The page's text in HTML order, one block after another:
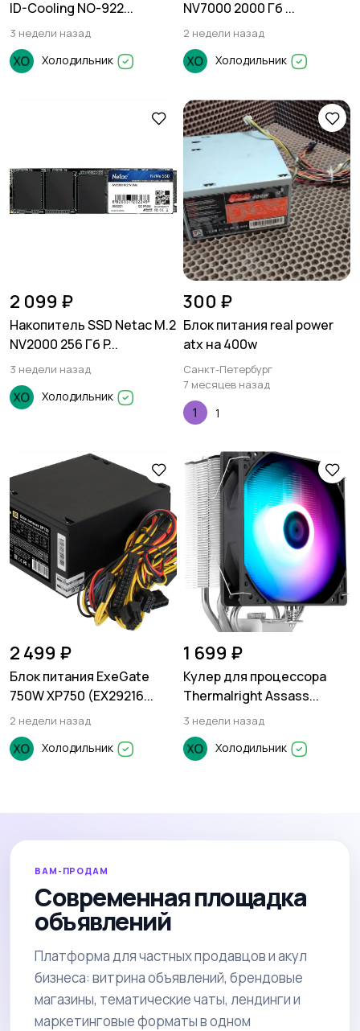
ID-Cooling NO-922...
3 недели назад
Холодильник
NV7000 2000 Гб ...
2 недели назад
Холодильник
2 099 ₽
Накопитель SSD Netac M.2
NV2000 256 Гб P...
3 недели назад
Холодильник
300 ₽
Блок питания real power
atx на 400w
Санкт-Петербург
7 месяцев назад
1
2 499 ₽
Блок питания ExeGate
750W XP750 (EX29216...
2 недели назад
Холодильник
1 699 ₽
Кулер для процессора
Thermalright Assass...
3 недели назад
Холодильник
ВАМ-ПРОДАМ
Современная площадка
объявлений
Платформа для частных продавцов и акул
бизнеса: витрина объявлений, брендовые
магазины, тематические чаты, лендинги и
маркетинговые форматы в одном